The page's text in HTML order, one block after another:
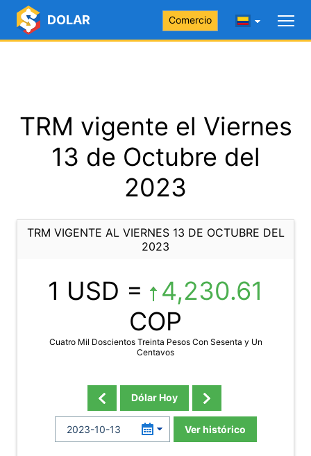
DOLAR Comercio
TRM vigente el Viernes
13 de Octubre del
2023
TRM VIGENTE AL VIERNES 13 DE OCTUBRE DEL
2023
1 USD =
4,230.61
COP
Cuatro Mil Doscientos Treinta Pesos Con Sesenta y Un
Centavos
Dólar Hoy
Ver histórico